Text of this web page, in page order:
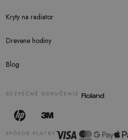
Kryty na radiator
Drevene hodiny
Blog
BEZPEČNÉ DORUČENIE
SPÔSOB PLATBY